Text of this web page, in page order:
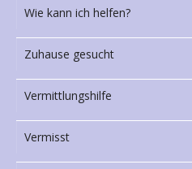
Wie kann ich helfen?
Zuhause gesucht
Vermittlungshilfe
Vermisst